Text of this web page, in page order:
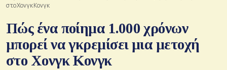
στο Χονγκ Κονγκ
Πώς ένα ποίημα 1.000 χρόνων
μπορεί να γκρεμίσει μια μετοχή
στο Χονγκ Κονγκ